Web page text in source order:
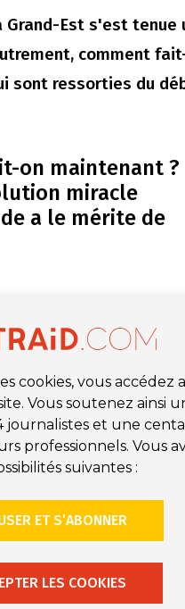
Grand-Est s'est tenue
comment
sont ressorties du
on maintenant ?
miracle
a le mérite de
cookies, vous accédez
Vous soutenez ainsi
journalistes et une
professionnels. Vous
suivantes :
ET S’ABONNER
LES COOKIES